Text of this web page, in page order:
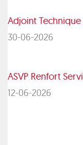
Adjoint Technique
30-06-2026
ASVP Renfort
12-06-2026